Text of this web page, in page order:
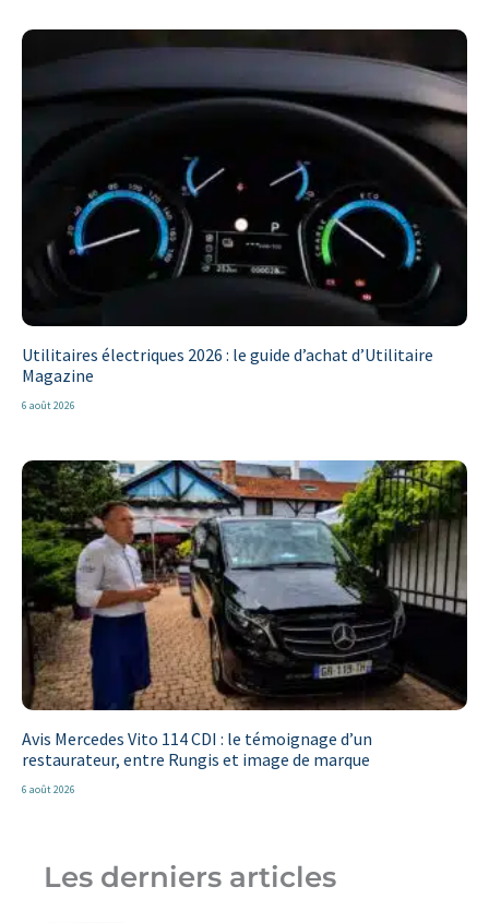
Utilitaires électriques 2026 : le guide d’achat d’Utilitaire
Magazine
6 août 2026
Avis Mercedes Vito 114 CDI : le témoignage d’un
restaurateur, entre Rungis et image de marque
6 août 2026
Les derniers articles